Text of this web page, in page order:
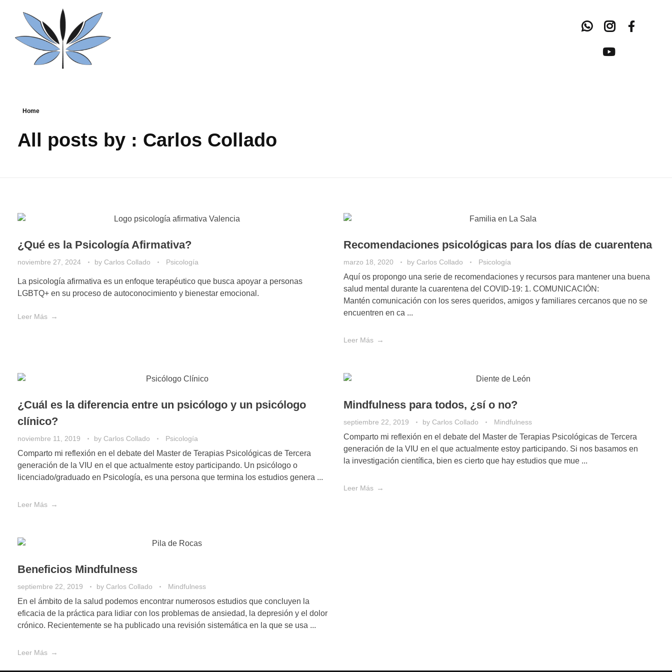
Home
All posts by : Carlos Collado
¿Qué es la Psicología Afirmativa?
noviembre 27, 2024 by Carlos Collado Psicología
La psicología afirmativa es un enfoque terapéutico que busca apoyar a personas
LGBTQ+ en su proceso de autoconocimiento y bienestar emocional.
Leer Más
Recomendaciones psicológicas para los días de cuarentena
marzo 18, 2020 by Carlos Collado Psicología
Aquí os propongo una serie de recomendaciones y recursos para mantener una buena
salud mental durante la cuarentena del COVID-19: 1. COMUNICACIÓN:
Mantén comunicación con los seres queridos, amigos y familiares cercanos que no se
encuentren en ca ...
Leer Más
¿Cuál es la diferencia entre un psicólogo y un psicólogo
clínico?
noviembre 11, 2019 by Carlos Collado Psicología
Comparto mi reflexión en el debate del Master de Terapias Psicológicas de Tercera
generación de la VIU en el que actualmente estoy participando. Un psicólogo o
licenciado/graduado en Psicología, es una persona que termina los estudios genera ...
Leer Más
Mindfulness para todos, ¿sí o no?
septiembre 22, 2019 by Carlos Collado Mindfulness
Comparto mi reflexión en el debate del Master de Terapias Psicológicas de Tercera
generación de la VIU en el que actualmente estoy participando. Si nos basamos en
la investigación científica, bien es cierto que hay estudios que mue ...
Leer Más
Beneficios Mindfulness
septiembre 22, 2019 by Carlos Collado Mindfulness
En el ámbito de la salud podemos encontrar numerosos estudios que concluyen la
eficacia de la práctica para lidiar con los problemas de ansiedad, la depresión y el dolor
crónico. Recientemente se ha publicado una revisión sistemática en la que se usa ...
Leer Más